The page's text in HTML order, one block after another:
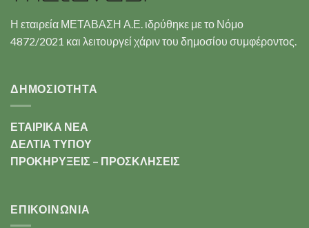
Η εταιρεία ΜΕΤΑΒΑΣΗ Α.Ε. ιδρύθηκε με το Νόμο
4872/2021 και λειτουργεί χάριν του δημοσίου συμφέροντος.
ΔΗΜΟΣΙΟΤΗΤΑ
ΕΤΑΙΡΙΚΑ ΝΕΑ
ΔΕΛΤΙΑ ΤΥΠΟΥ
ΠΡΟΚΗΡΥΞΕΙΣ – ΠΡΟΣΚΛΗΣΕΙΣ
ΕΠΙΚΟΙΝΩΝΊΑ